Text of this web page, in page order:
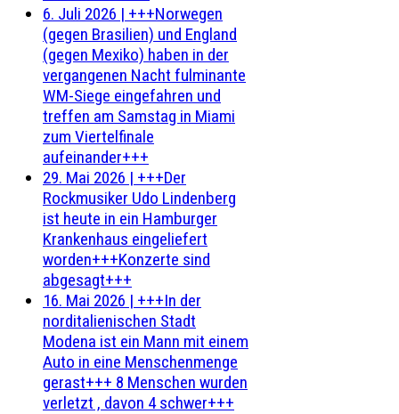
6. Juli 2026 | +++Norwegen
(gegen Brasilien) und England
(gegen Mexiko) haben in der
vergangenen Nacht fulminante
WM-Siege eingefahren und
treffen am Samstag in Miami
zum Viertelfinale
aufeinander+++
29. Mai 2026 | +++Der
Rockmusiker Udo Lindenberg
ist heute in ein Hamburger
Krankenhaus eingeliefert
worden+++Konzerte sind
abgesagt+++
16. Mai 2026 | +++In der
norditalienischen Stadt
Modena ist ein Mann mit einem
Auto in eine Menschenmenge
gerast+++ 8 Menschen wurden
verletzt , davon 4 schwer+++